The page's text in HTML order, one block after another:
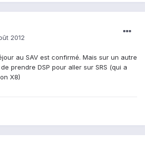
2012
au SAV est confirmé. Mais sur un autre
prendre DSP pour aller sur SRS (qui a
X8)